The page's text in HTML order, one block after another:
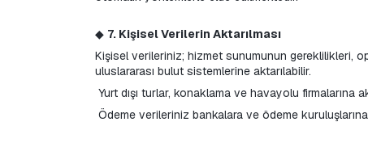
◆ 7. Kişisel Verilerin Aktarılması
Kişisel verileriniz; hizmet sunumunun gereklilikleri,
uluslararası bulut sistemlerine aktarılabilir.
Yurt dışı turlar, konaklama ve havayolu firmalarına
Ödeme verileriniz bankalara ve ödeme